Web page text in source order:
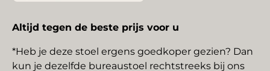
Altijd tegen de beste prijs voor u
*Heb je deze stoel ergens goedkoper gezien? Dan
kun je dezelfde bureaustoel rechtstreeks bij ons